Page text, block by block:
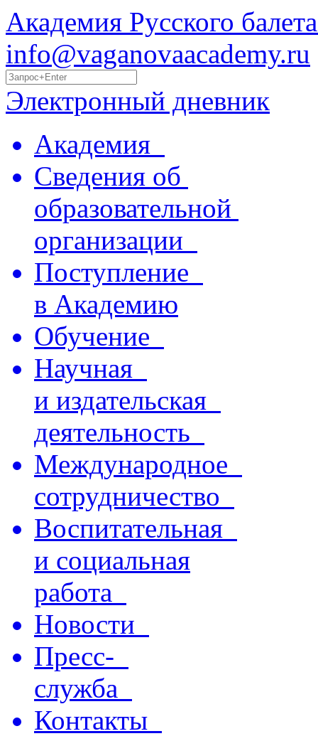
Академия Русского
info@vaganovaacademy.ru
Электронный дневник
Академия
Сведения об
образовательной
организации
Поступление
в Академию
Обучение
Научная
и издательская
деятельность
Международное
сотрудничество
Воспитательная
и социальная
работа
Новости
Пресс-
служба
Контакты